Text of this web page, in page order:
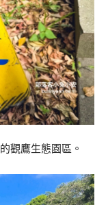
觀鷹生態園區。